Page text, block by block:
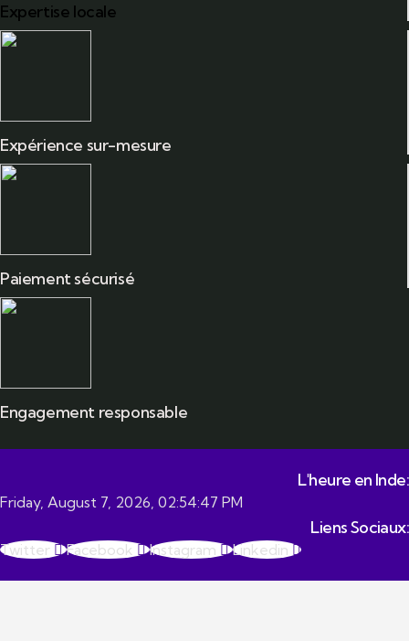
Expertise locale
Expérience sur-mesure
Paiement sécurisé
Engagement responsable
L'heure en Inde:
Friday, August 7, 2026, 02:54:48 PM
Liens Sociaux:
Twitter Facebook Instagram Linkedin